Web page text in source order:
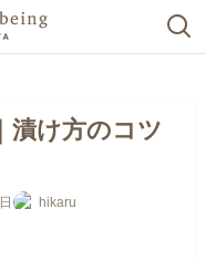
漬け方のコツ
hikaru